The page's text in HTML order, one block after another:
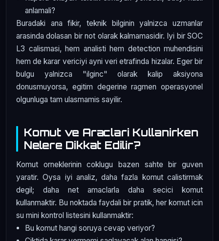
anlamali?
Buradaki ana fikir, teknik bilginin yalnizca uzmanlar
arasinda dolasan bir not olarak kalmamasidir. Iyi bir SOC
L3 calismasi, hem analisti hem detection muhendisini
hem de karar vericiyi ayni veri etrafinda hizalar. Eger bir
bulgu yalnizca "ilginc" olarak kalip aksiyona
donusmuyorsa, egitim degerine ragmen operasyonel
olgunluga tam ulasmamis sayilir.
Komut ve Araclari Kullanirken
Nelere Dikkat Edilir?
Komut orneklerinin coklugu bazen sahte bir guven
yaratir. Oysa iyi analiz, daha fazla komut calistirmak
degil; daha net amaclarla daha secici komut
kullanmaktir. Bu noktada faydali bir pratik, her komut icin
su mini kontrol listesini kullanmaktir:
Bu komut hangi soruya cevap veriyor?